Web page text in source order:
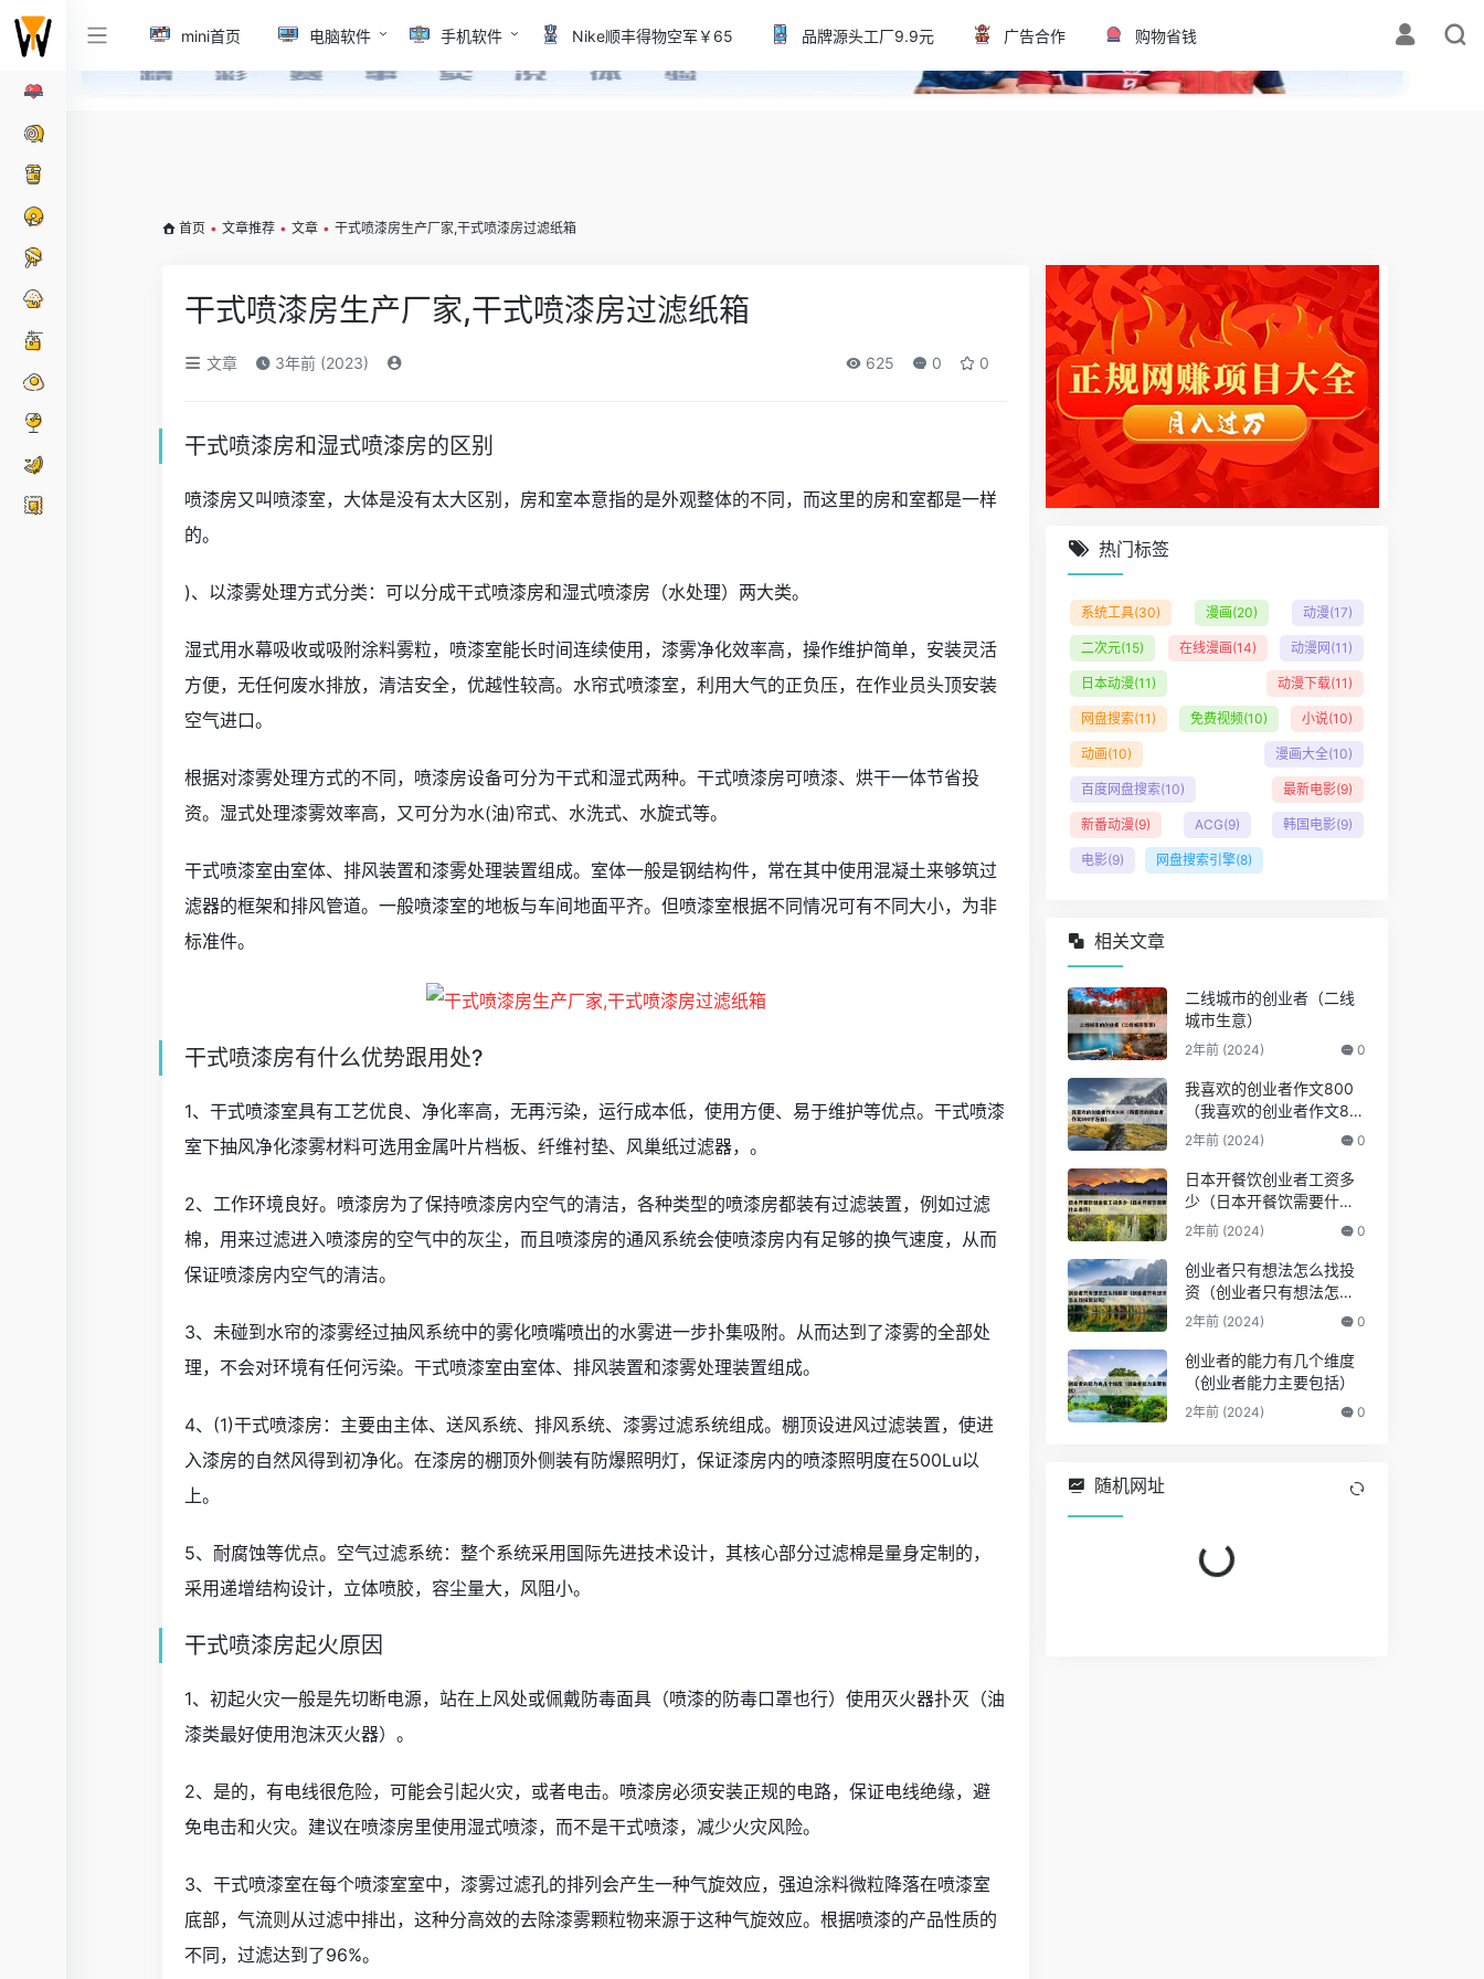
✕
mini首页 电脑软件 手机软件 Nike顺丰得物空军￥65 品牌源头工厂9.9元 广告合作 购物省钱
首页 • 文章推荐 • 文章 • 干式喷漆房生产厂家,干式喷漆房过滤纸箱
干式喷漆房生产厂家,干式喷漆房过滤纸箱
文章 3年前 (2023) 625 0 0
干式喷漆房和湿式喷漆房的区别
喷漆房又叫喷漆室，大体是没有太大区别，房和室本意指的是外观整体的不同，而这里的房和室都是一样
的。
)、以漆雾处理方式分类：可以分成干式喷漆房和湿式喷漆房（水处理）两大类。
湿式用水幕吸收或吸附涂料雾粒，喷漆室能长时间连续使用，漆雾净化效率高，操作维护简单，安装灵活
方便，无任何废水排放，清洁安全，优越性较高。水帘式喷漆室，利用大气的正负压，在作业员头顶安装
空气进口。
根据对漆雾处理方式的不同，喷漆房设备可分为干式和湿式两种。干式喷漆房可喷漆、烘干一体节省投
资。湿式处理漆雾效率高，又可分为水(油)帘式、水洗式、水旋式等。
干式喷漆室由室体、排风装置和漆雾处理装置组成。室体一般是钢结构件，常在其中使用混凝土来够筑过
滤器的框架和排风管道。一般喷漆室的地板与车间地面平齐。但喷漆室根据不同情况可有不同大小，为非
标准件。
干式喷漆房有什么优势跟用处?
1、干式喷漆室具有工艺优良、净化率高，无再污染，运行成本低，使用方便、易于维护等优点。干式喷漆
室下抽风净化漆雾材料可选用金属叶片档板、纤维衬垫、风巢纸过滤器，。
2、工作环境良好。喷漆房为了保持喷漆房内空气的清洁，各种类型的喷漆房都装有过滤装置，例如过滤
棉，用来过滤进入喷漆房的空气中的灰尘，而且喷漆房的通风系统会使喷漆房内有足够的换气速度，从而
保证喷漆房内空气的清洁。
3、未碰到水帘的漆雾经过抽风系统中的雾化喷嘴喷出的水雾进一步扑集吸附。从而达到了漆雾的全部处
理，不会对环境有任何污染。干式喷漆室由室体、排风装置和漆雾处理装置组成。
4、(1)干式喷漆房：主要由主体、送风系统、排风系统、漆雾过滤系统组成。棚顶设进风过滤装置，使进
入漆房的自然风得到初净化。在漆房的棚顶外侧装有防爆照明灯，保证漆房内的喷漆照明度在500Lu以
上。
5、耐腐蚀等优点。空气过滤系统：整个系统采用国际先进技术设计，其核心部分过滤棉是量身定制的，
采用递增结构设计，立体喷胶，容尘量大，风阻小。
干式喷漆房起火原因
1、初起火灾一般是先切断电源，站在上风处或佩戴防毒面具（喷漆的防毒口罩也行）使用灭火器扑灭（油
漆类最好使用泡沫灭火器）。
2、是的，有电线很危险，可能会引起火灾，或者电击。喷漆房必须安装正规的电路，保证电线绝缘，避
免电击和火灾。建议在喷漆房里使用湿式喷漆，而不是干式喷漆，减少火灾风险。
3、干式喷漆室在每个喷漆室室中，漆雾过滤孔的排列会产生一种气旋效应，强迫涂料微粒降落在喷漆室
底部，气流则从过滤中排出，这种分高效的去除漆雾颗粒物来源于这种气旋效应。根据喷漆的产品性质的
不同，过滤达到了96%。
热门标签
系统工具(30) 漫画(20) 动漫(17)
二次元(15) 在线漫画(14) 动漫网 (11)
日本动漫(11) 动漫下载(11)
网盘搜索(11) 免费视频(10) 小说(10)
动画(10) 漫画大全(10)
百度网盘搜索(10) 最新电影(9)
新番动漫(9) ACG(9) 韩国电影(9)
电影(9) 网盘搜索引擎(8)
相关文章
二线城市的创业者（二线
城市生意）
2年前 (2024) 0
我喜欢的创业者作文800
（我喜欢的创业者作文80
0字左右）
2年前 (2024) 0
日本开餐饮创业者工资多
少（日本开餐饮需要什么
条件）
2年前 (2024) 0
创业者只有想法怎么找投
资（创业者只有想法怎么
找投资公司）
2年前 (2024) 0
创业者的能力有几个维度
（创业者能力主要包括）
2年前 (2024) 0
随机网址
Loading...